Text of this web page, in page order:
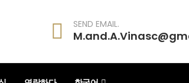
SEND EMAIL.